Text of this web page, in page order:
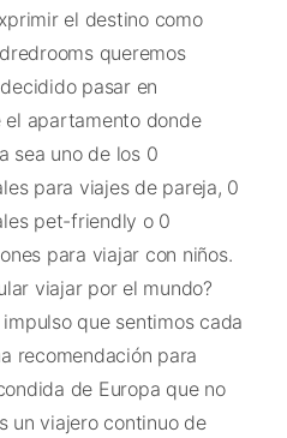
el destino como
queremos
pasar en
apartamento donde
sea uno de los 0
para viajes de pareja, 0
pet-friendly o 0
para viajar con niños.
viajar por el mundo?
que sentimos cada
recomendación para
de Europa que no
un viajero continuo de